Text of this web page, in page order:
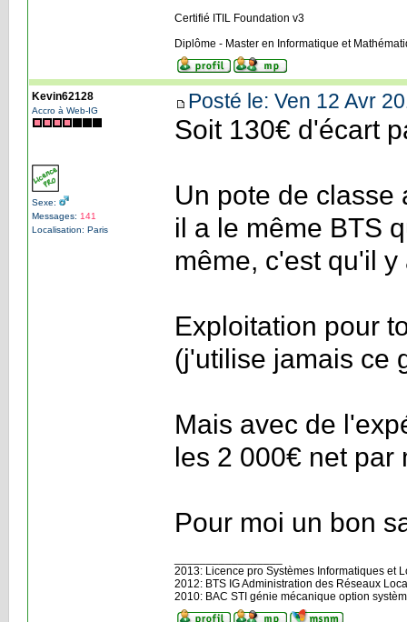
Certifié ITIL Foundation v3
Diplôme - Master en Informatique et
Kevin62128
Accro à Web-IG
Sexe:
Messages: 141
Localisation: Paris
Posté le: Ven 12 Avr
Soit 130€ d'écart
Un pote de classe
il a le même BTS
même, c'est qu'il y
Exploitation pour
(j'utilise jamais ce
Mais avec de
les 2 000€ net par
Pour moi un bon
2013: Licence pro Systèmes Informatiques et
2012: BTS IG Administration des Réseaux
2010: BAC STI génie mécanique option